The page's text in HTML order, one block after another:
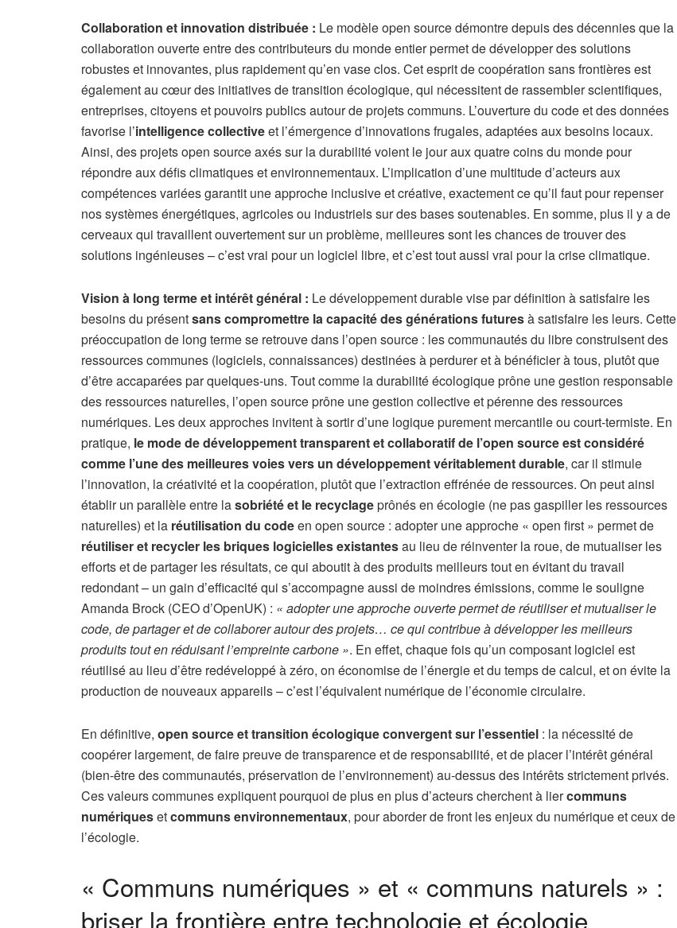
Collaboration et innovation distribuée : Le modèle open source démontre depuis des décennies que la
collaboration ouverte entre des contributeurs du monde entier permet de développer des solutions
robustes et innovantes, plus rapidement qu’en vase clos. Cet esprit de coopération sans frontières est
également au cœur des initiatives de transition écologique, qui nécessitent de rassembler scientifiques,
entreprises, citoyens et pouvoirs publics autour de projets communs. L’ouverture du code et des données
favorise l’intelligence collectiveet l’émergence d’innovations frugales, adaptées aux besoins locaux.
Ainsi, des projets open source axés sur la durabilité voient le jour aux quatre coins du monde pour
répondre aux défis climatiques et environnementaux. L’implication d’une multitude d’acteurs aux
compétences variées garantit une approche inclusive et créative, exactement ce qu’il faut pour repenser
nos systèmes énergétiques, agricoles ou industriels sur des bases soutenables. En somme, plus il y a de
cerveaux qui travaillent ouvertement sur un problème, meilleures sont les chances de trouver des
solutions ingénieuses – c’est vrai pour un logiciel libre, et c’est tout aussi vrai pour la crise climatique.
Vision à long terme et intérêt général : Le développement durable vise par définition à satisfaire les
besoins du présentsans compromettre la capacité des générations futuresà satisfaire les leurs. Cette
préoccupation de long terme se retrouve dans l’open source : les communautés du libre construisent des
ressources communes (logiciels, connaissances) destinées à perdurer et à bénéficier à tous, plutôt que
d’être accaparées par quelques-uns. Tout comme la durabilité écologique prône une gestion responsable
des ressources naturelles, l’open source prône une gestion collective et pérenne des ressources
numériques. Les deux approches invitent à sortir d’une logique purement mercantile ou court-termiste. En
pratique, le mode de développement transparent et collaboratif de l’open source est considéré
comme l’une des meilleures voies vers un développement véritablement durable, car il stimule
l’innovation, la créativité et la coopération, plutôt que l’extraction effrénée de ressources. On peut ainsi
établir un parallèle entre lasobriété et le recyclageprônés en écologie (ne pas gaspiller les ressources
naturelles) et la réutilisation du codeen open source : adopter une approche « open first » permet de
réutiliser et recycler les briques logicielles existantesau lieu de réinventer la roue, de mutualiser les
efforts et de partager les résultats, ce qui aboutit à des produits meilleurs tout en évitant du travail
redondant – un gain d’efficacité qui s’accompagne aussi de moindres émissions, comme le souligne
Amanda Brock (CEO d’OpenUK) : « adopter une approche ouverte permet de réutiliser et mutualiser le
code, de partager et de collaborer autour des projets… ce qui contribue à développer les meilleurs
produits tout en réduisant l’empreinte carbone ». En effet, chaque fois qu’un composant logiciel est
réutilisé au lieu d’être redéveloppé à zéro, on économise de l’énergie et du temps de calcul, et on évite la
production de nouveaux appareils – c’est l’équivalent numérique de l’économie circulaire.
En définitive, open source et transition écologique convergent sur l’essentiel : la nécessité de
coopérer largement, de faire preuve de transparence et de responsabilité, et de placer l’intérêt général
(bien-être des communautés, préservation de l’environnement) au-dessus des intérêts strictement privés.
Ces valeurs communes expliquent pourquoi de plus en plus d’acteurs cherchent à liercommuns
numériquesetcommuns environnementaux, pour aborder de front les enjeux du numérique et ceux de
l’écologie.
« Communs numériques » et « communs naturels » :
briser la frontière entre technologie et écologie